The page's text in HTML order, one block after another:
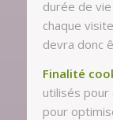
durée de
chaque
devra donc
Finalité
utilisés
pour